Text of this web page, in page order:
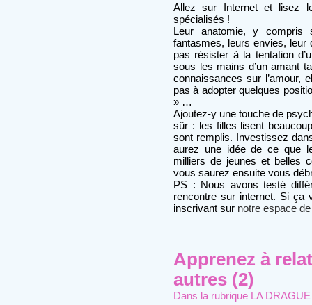
Allez sur Internet et lisez
spécialisés !
Leur anatomie, y compris
fantasmes, leurs envies,
pas résister à la tentation
sous les mains d’un amant
connaissances sur l’amour,
pas à adopter quelques
» …
Ajoutez-y une touche de
sûr : les filles lisent
sont remplis. Investissez
aurez une idée de ce que
milliers de jeunes et belles
vous saurez ensuite vous
PS : Nous avons testé
rencontre sur internet. Si ça
inscrivant sur notre espace
Apprenez à
autres (2)
Dans la rubrique LA